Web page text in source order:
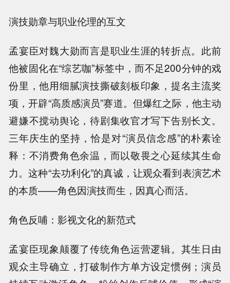
演技勋章与职业伦理的互文
孟宴臣对魏大勋而言是职业生涯的转折点。此前
他被固化在“综艺咖”标签中，而不足200分钟的戏
份里，他用细腻演技撕破刻板印象，提名主流奖
项，开辟“高质感演员”赛道。但爆红之际，他主动
避嫌不搅动舆论，待剧集收官才写下告别长文。
三年庆生的坚持，恰是对“演员信念感”的朴素诠
释：不消费角色余温，而以敬畏之心延续其生命
力。这种“去功利化”的真诚，让观众看到表演艺术
的本质——角色因演技而生，因真心而活。
角色反哺：影视文化的新范式
孟宴臣现象颠覆了传统角色运营逻辑。其生日由
观众主导确立，打破制作方单方设定惯例；演员